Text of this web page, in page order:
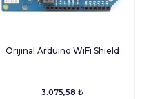
Orijinal Arduino WiFi Shield
3.075,58 ₺